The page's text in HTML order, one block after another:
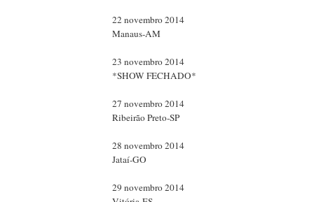
22 novembro 2014
Manaus-AM
23 novembro 2014
*SHOW FECHADO*
27 novembro 2014
Ribeirão Preto-SP
28 novembro 2014
Jataí-GO
29 novembro 2014